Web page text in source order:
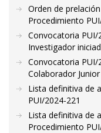
Orden de
Procedimiento
Convocatoria
Investigador
Convocatoria
Colaborador
Lista definitiva de
PUI/2024-221
Lista definitiva de
Procedimiento